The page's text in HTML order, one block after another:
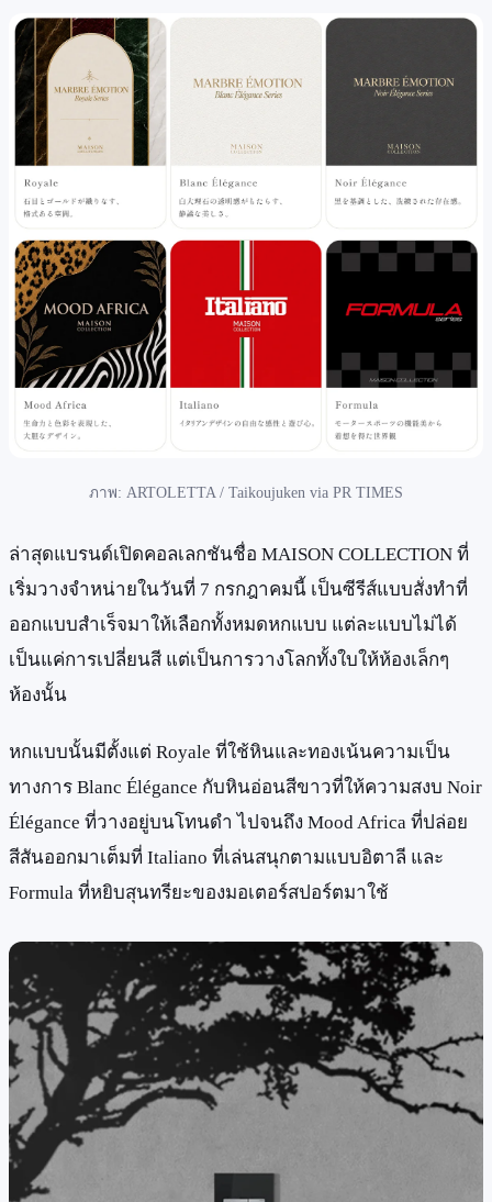
ภาพ: ARTOLETTA / Taikoujuken via PR TIMES
ล่าสุดแบรนด์เปิดคอลเลกชันชื่อ MAISON COLLECTION ที่
เริ่มวางจำหน่ายในวันที่ 7 กรกฎาคมนี้ เป็นซีรีส์แบบสั่งทำที่
ออกแบบสำเร็จมาให้เลือกทั้งหมดหกแบบ แต่ละแบบไม่ได้
เป็นแค่การเปลี่ยนสี แต่เป็นการวางโลกทั้งใบให้ห้องเล็กๆ
ห้องนั้น
หกแบบนั้นมีตั้งแต่ Royale ที่ใช้หินและทองเน้นความเป็น
ทางการ Blanc Élégance กับหินอ่อนสีขาวที่ให้ความสงบ Noir
Élégance ที่วางอยู่บนโทนดำ ไปจนถึง Mood Africa ที่ปล่อย
สีสันออกมาเต็มที่ Italiano ที่เล่นสนุกตามแบบอิตาลี และ
Formula ที่หยิบสุนทรียะของมอเตอร์สปอร์ตมาใช้